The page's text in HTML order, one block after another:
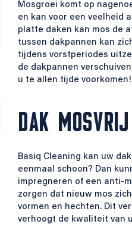
Mosgroei komt op
en kan voor een veelheid
platte daken kan mos de
tussen dakpannen kan
tijdens vorstperiodes
de dakpannen
u te allen tijde voorkomen!
DAK
Basiq Cleaning kan uw
eenmaal schoon? Dan
impregneren of een anti-
zorgen dat nieuw mos
vormen en hechten. Dit
verhoogt de kwaliteit van